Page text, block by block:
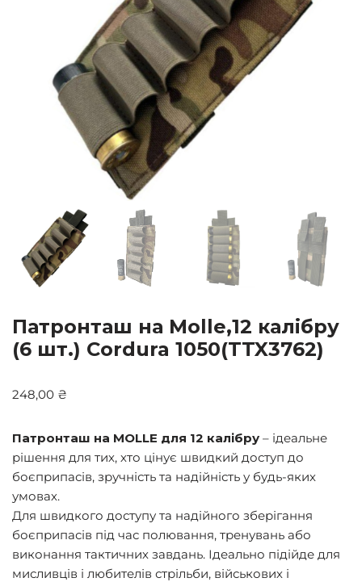
Патронташ на Molle,12 калібру
(6 шт.) Cordura 1050(TTX3762)
248,00 ₴
Патронташ на MOLLE для 12 калібру – ідеальне
рішення для тих, хто цінує швидкий доступ до
боєприпасів, зручність та надійність у будь-яких
умовах.
Для швидкого доступу та надійного зберігання
боєприпасів під час полювання, тренувань або
виконання тактичних завдань. Ідеально підійде для
мисливців і любителів стрільби, військових і